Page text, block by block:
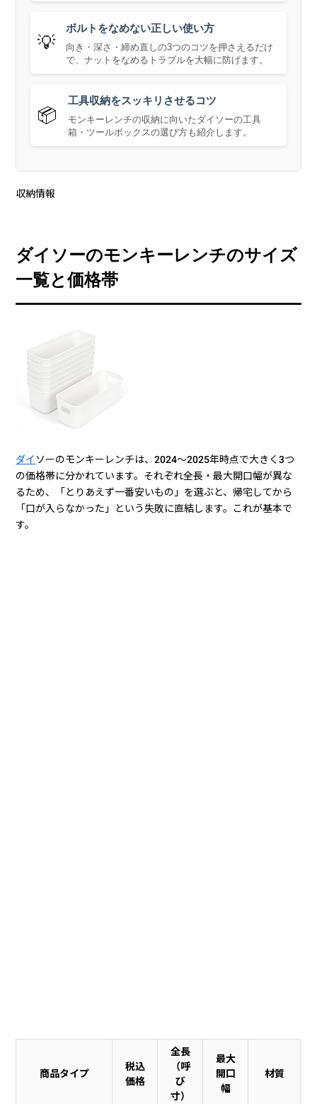
💡
ボルトをなめない正しい使い方
向き・深さ・締め直しの3つのコツを押さえるだけ
で、ナットをなめるトラブルを大幅に防げます。
📦
工具収納をスッキリさせるコツ
モンキーレンチの収納に向いたダイソーの工具
箱・ツールボックスの選び方も紹介します。
収納情報
ダイソーのモンキーレンチのサイズ
一覧と価格帯
ダイ ソーのモンキーレンチは、2024〜2025年時点で大きく3つ
の価格帯に分かれています。それぞれ全長・最大開口幅が異な
るため、「とりあえず一番安いもの」を選ぶと、帰宅してから
「口が入らなかった」という失敗に直結します。これが基本で
す。
商品タイプ
税込
価格
全長
（呼
び
寸）
最大
開口
幅
材質